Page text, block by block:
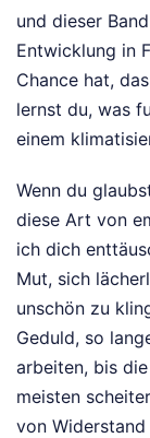
und dieser
Entwicklung in
Chance hat,
lernst du, was
einem
Wenn du
diese Art von
ich dich
Mut, sich
unschön zu
Geduld, so
arbeiten, bis
meisten
von